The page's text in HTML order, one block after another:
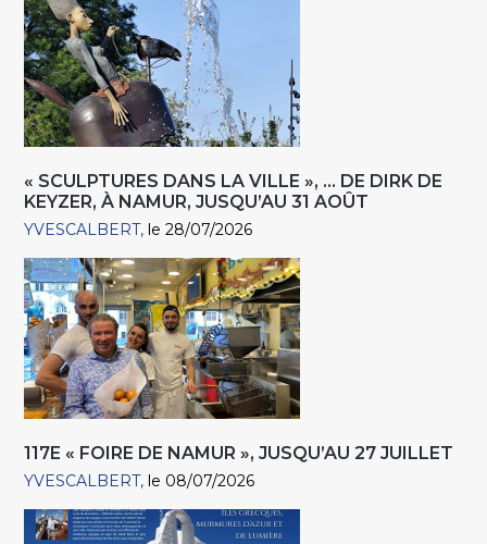
« SCULPTURES DANS LA VILLE », … DE DIRK DE
KEYZER, À NAMUR, JUSQU’AU 31 AOÛT
YVESCALBERT le 28/07/2026
117E « FOIRE DE NAMUR », JUSQU’AU 27 JUILLET
YVESCALBERT le 08/07/2026